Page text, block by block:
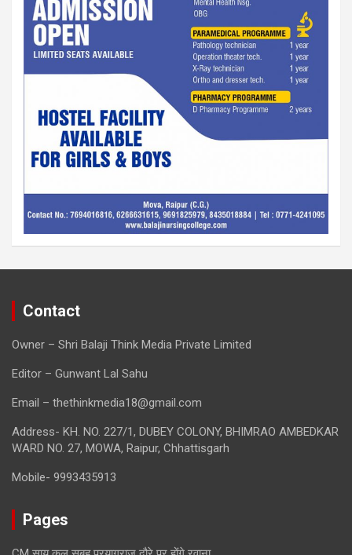
Contact
Owner – Shri Balaji Think Media Private Limited
Editor – Gunwant Lal Sahu
Email – thethinkmedia18@gmail.com
Address- KH. NO. 227/1, DUBEY COLONY, BHIMRAO AMBEDKAR
WARD NO. 27, MOWA, Raipur, Chhattisgarh
Mobile- 9993435913
Pages